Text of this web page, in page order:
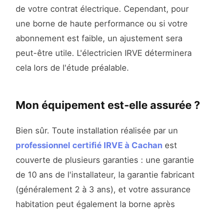
de votre contrat électrique. Cependant, pour
une borne de haute performance ou si votre
abonnement est faible, un ajustement sera
peut-être utile. L'électricien IRVE déterminera
cela lors de l'étude préalable.
Mon équipement est-elle assurée ?
Bien sûr. Toute installation réalisée par un
professionnel certifié IRVE à Cachan est
couverte de plusieurs garanties : une garantie
de 10 ans de l'installateur, la garantie fabricant
(généralement 2 à 3 ans), et votre assurance
habitation peut également la borne après